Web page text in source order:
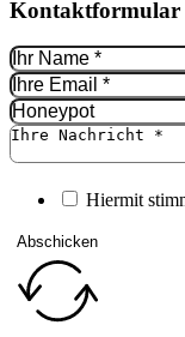
Kontakt­formular
Hiermit
Abschicken